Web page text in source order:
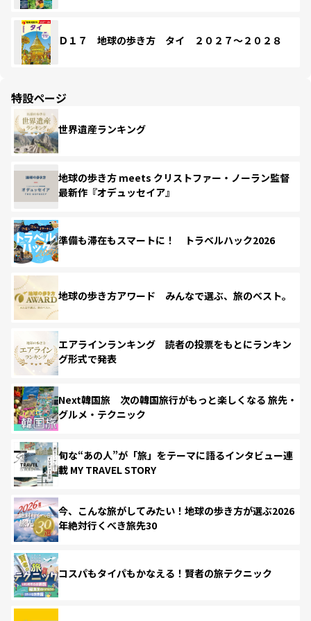
Ｄ１７ 地球の歩き方 タイ ２０２７～２０２８
特設ページ
世界遺産ランキング
地球の歩き方 meets クリストファー・ノーラン監督
最新作『オデュッセイア』
準備も滞在もスマートに！ トラベルハック2026
地球の歩き方アワード みんなで選ぶ、旅のベスト。
エアラインランキング 読者の投票をもとにランキン
グ形式で発表
Next韓国旅 次の韓国旅行がもっと楽しくなる 旅先・
グルメ・テクニック
旬な“あの人”が「旅」をテーマに語るインタビュー連
載 MY TRAVEL STORY
今、こんな旅がしてみたい！地球の歩き方が選ぶ2026
年絶対行くべき旅先30
コスパもタイパもかなえる！賢者の旅テクニック